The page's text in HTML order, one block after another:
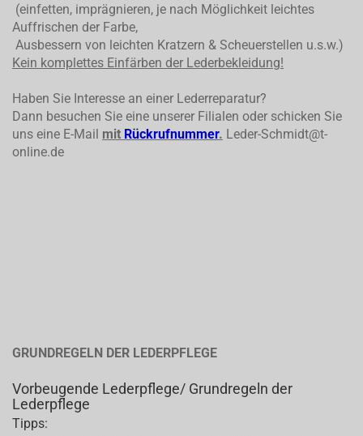
(einfetten, imprägnieren, je nach Möglichkeit leichtes
Auffrischen der Farbe,
Ausbessern von leichten Kratzern & Scheuerstellen u.s.w.)
Kein komplettes Einfärben der Lederbekleidung!
Haben Sie Interesse an einer Lederreparatur?
Dann besuchen Sie eine unserer Filialen oder schicken Sie
uns eine E-Mail mit Rückrufnummer. Leder-Schmidt@t-
online.de
GRUNDREGELN DER LEDERPFLEGE
Vorbeugende Lederpflege/ Grundregeln der
Lederpflege
Tipps: